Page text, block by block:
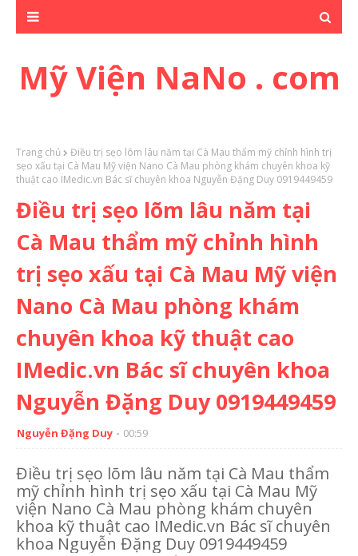
Mỹ Viện NaNo . com
Trang chủ
Điều trị sẹo lõm lâu năm tại Cà Mau thẩm mỹ chỉnh hình trị
sẹo xấu tại Cà Mau Mỹ viện Nano Cà Mau phòng khám chuyên khoa kỹ
thuật cao IMedic.vn Bác sĩ chuyên khoa Nguyễn Đặng Duy 0919449459
Điều trị sẹo lõm lâu năm tại
Cà Mau thẩm mỹ chỉnh hình
trị sẹo xấu tại Cà Mau Mỹ viện
Nano Cà Mau phòng khám
chuyên khoa kỹ thuật cao
IMedic.vn Bác sĩ chuyên khoa
Nguyễn Đặng Duy 0919449459
Nguyễn Đặng Duy 00:59
Điều trị sẹo lõm lâu năm tại Cà Mau thẩm
mỹ chỉnh hình trị sẹo xấu tại Cà Mau Mỹ
viện Nano Cà Mau phòng khám chuyên
khoa kỹ thuật cao IMedic.vn Bác sĩ chuyên
khoa Nguyễn Đặng Duy 0919449459